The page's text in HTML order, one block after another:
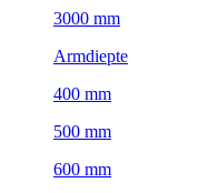
3000 mm
Armdiepte
400 mm
500 mm
600 mm